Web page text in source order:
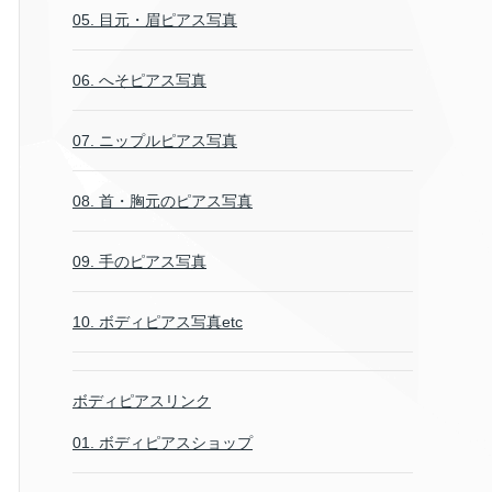
05. 目元・眉ピアス写真
06. へそピアス写真
07. ニップルピアス写真
08. 首・胸元のピアス写真
09. 手のピアス写真
10. ボディピアス写真etc
ボディピアスリンク
01. ボディピアスショップ